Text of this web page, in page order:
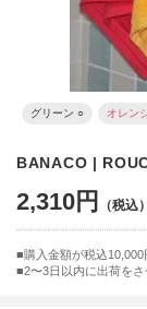
グリーン ○ オレン
BANACO |
2,310円
購入金額が税込
2〜3日以内に出荷をさ